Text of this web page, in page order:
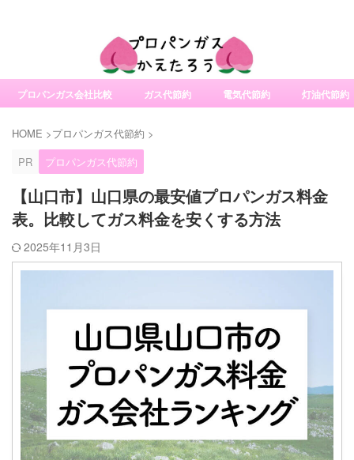
プロパンガス会社比較 ガス代節約 電気代節約 灯油代節約
HOME >プロパンガス代節約 >
PR
プロパンガス代節約
【山口市】山口県の最安値プロパンガス料金
表。比較してガス料金を安くする方法
2025年11月3日